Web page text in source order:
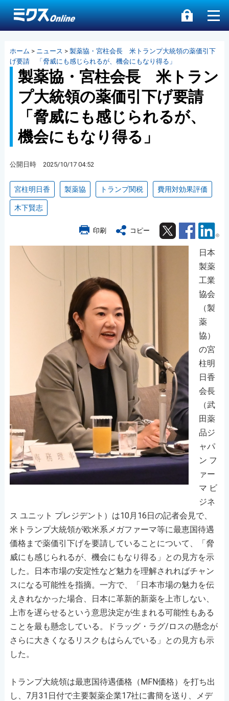
ホーム > ニュース > 製薬協・宮柱会長 米トランプ大統領の薬価引下
げ要請 「脅威にも感じられるが、機会にもなり得る」
製薬協・宮柱会長 米トラン
プ大統領の薬価引下げ要請
「脅威にも感じられるが、
機会にもなり得る」
公開日時 2025/10/17 04:52
宮柱明日香 製薬協 トランプ関税 費用対効果評価
木下賢志
印刷 コピー Twitter Facebook
日本
製薬
工業
協会
（製
薬
協）
の宮
柱明
日香
会長
（武
田薬
品ジ
ャパ
ン フ
ァー
マ ビ
ジネ
ス ユニット プレジデント）は10月16日の記者会見で、
米トランプ大統領が欧米系メガファーマ等に最恵国待遇
価格まで薬価引下げを要請していることについて、「脅
威にも感じられるが、機会にもなり得る」との見方を示
した。日本市場の安定性など魅力を理解されればチャン
スになる可能性を指摘。一方で、「日本市場の魅力を伝
えきれなかった場合、日本に革新的新薬を上市しない、
上市を遅らせるという意思決定が生まれる可能性もある
ことを最も懸念している。ドラッグ・ラグ/ロスの懸念が
さらに大きくなるリスクもはらんでいる」との見方も示
した。
トランプ大統領は最恵国待遇価格（MFN価格）を打ち出
し、7月31日付で主要製薬企業17社に書簡を送り、メデ